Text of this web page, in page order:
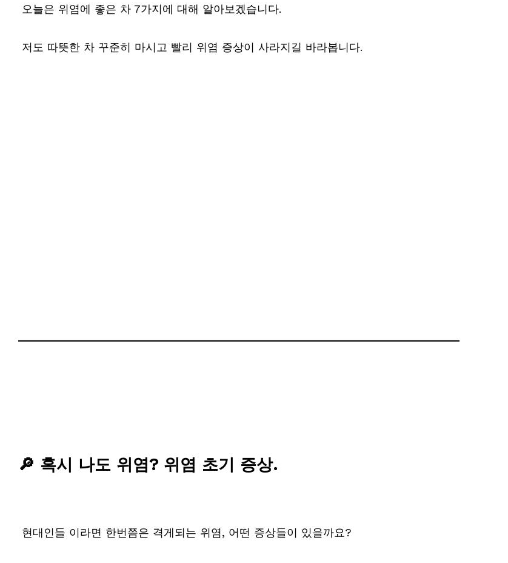
오늘은 위염에 좋은 차 7가지에 대해 알아보겠습니다.
저도 따뜻한 차 꾸준히 마시고 빨리 위염 증상이 사라지길 바라봅니다.
🔎 혹시 나도 위염? 위염 초기 증상.
현대인들 이라면 한번쯤은 격게되는 위염, 어떤 증상들이 있을까요?